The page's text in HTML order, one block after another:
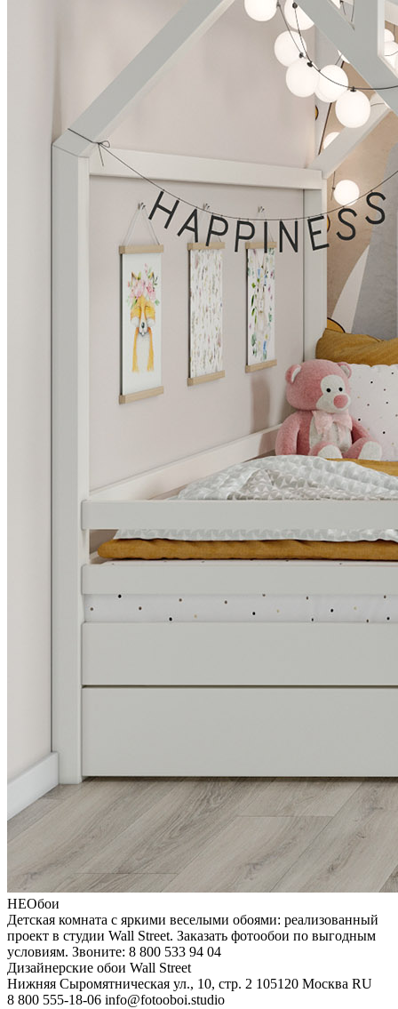
НЕОбои
Детская комната с яркими веселыми обоями: реализованный
проект в студии Wall Street. Заказать фотообои по выгодным
условиям. Звоните: 8 800 533 94 04
Дизайнерские обои Wall Street
Нижняя Сыромятническая ул., 10, стр. 2 105120 Москва RU
8 800 555-18-06 info@fotooboi.studio